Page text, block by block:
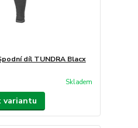
díl TUNDRA Blacx
Skladem
variantu